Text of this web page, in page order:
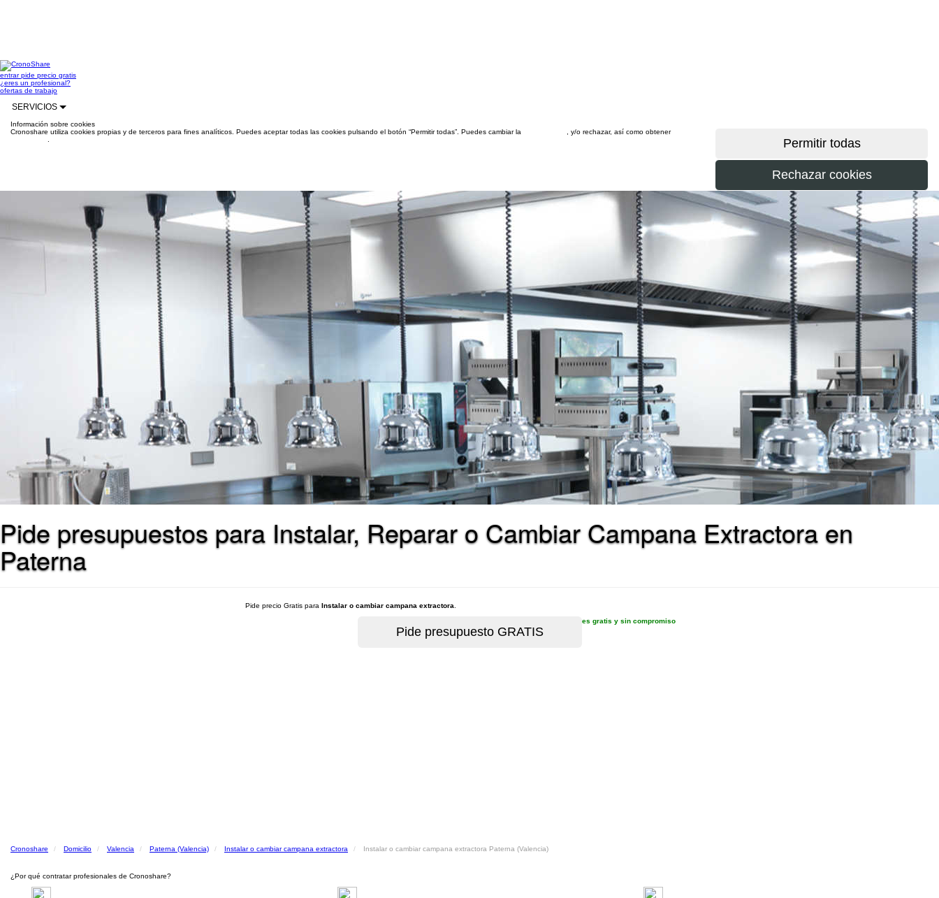
entrarpide precio gratis
¿eres un profesional?
ofertas de trabajo
SERVICIOS
Información sobre cookies
Cronoshare utiliza cookies propias y de terceros para fines analíticos. Puedes aceptar todas las cookies pulsando el botón “Permitir todas”. Puedes cambiar la
, y/o rechazar, así como obtener
Pide presupuestos para Instalar, Reparar o Cambiar Campana Extractora en
Paterna
Pide precio Gratis para Instalar o cambiar campana extractora
es gratis y sin compromiso
Cronoshare Domicilio Valencia Paterna (Valencia) Instalar o cambiar campana extractora Instalar o cambiar campana extractora Paterna (Valencia)
¿Por qué contratar profesionales de Cronoshare?